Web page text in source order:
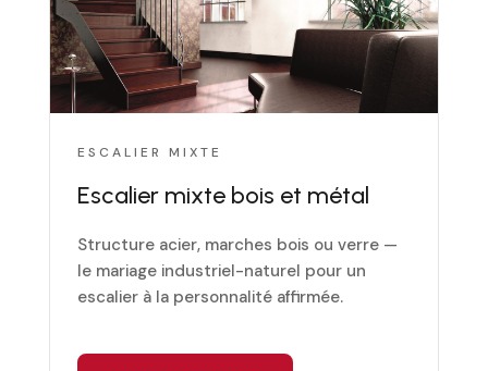
ESCALIER MIXTE
Escalier mixte bois et métal
Structure acier, marches bois ou verre —
le mariage industriel-naturel pour un
escalier à la personnalité affirmée.